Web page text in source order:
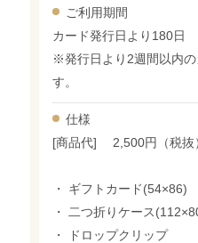
ご利用期間
カード発行日より180日
※発行日より2週間以内
す。
仕様
[商品代] 2,500円（税抜
・ ギフトカード(54×86)
・ 二つ折りケース
・ ドロップクリップ